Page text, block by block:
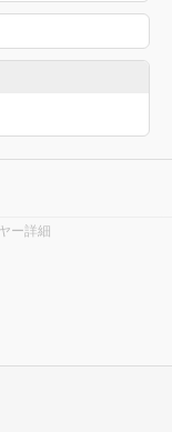
ー詳細